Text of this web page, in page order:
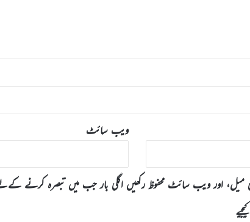
ویب‌ سائٹ
میل، اور ویب سائٹ محفوظ رکھیں اگلی بار جب میں تبصرہ کرنے